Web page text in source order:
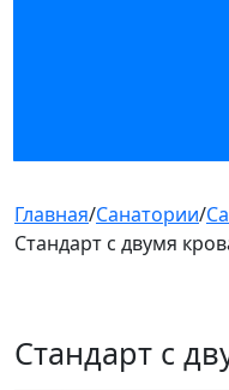
Главная/Санатории/
Стандарт с двумя
Стандарт с